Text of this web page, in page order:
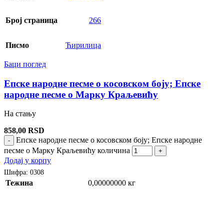
Број страница 266
Писмо Ћирилица
Баци поглед
Епске народне песме о косовском боју; Епске
народне песме о Марку Краљевићу
На стању
858,00 RSD
-
Епске народне песме о косовском боју; Епске народне
песме о Марку Краљевићу количина
+
Додај у корпу
Шифра: 0308
Тежина 0,00000000 кг